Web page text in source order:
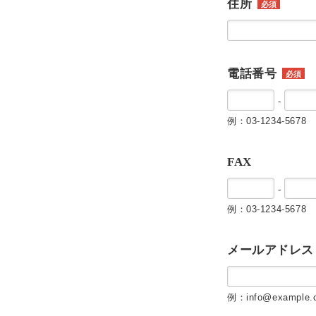
住所 必須
電話番号 必須
-
例：03-1234-5678
FAX
-
例：03-1234-5678
メールアドレス
例：